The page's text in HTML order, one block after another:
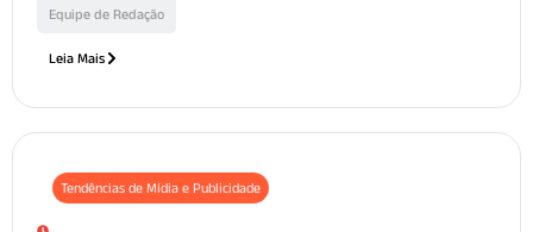
Equipe de Redação
Leia Mais
Tendências de Mídia e Publicidade